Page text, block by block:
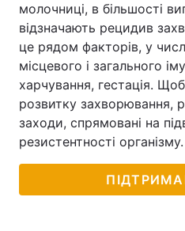
молочниці, в більшості
відзначають рецидив
це рядом факторів, у
місцевого і загального
харчування, гестація.
розвитку захворювання,
заходи, спрямовані на
резистентності організму.